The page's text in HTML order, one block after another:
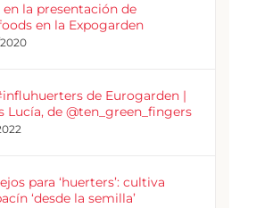
en la presentación de
en la Expogarden
de Eurogarden |
Lucía, de @ten_green_fingers
para ‘huerters’: cultiva
‘desde la semilla’